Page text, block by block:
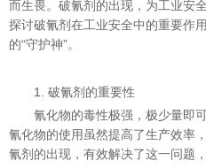
而生畏。破氰剂的出现，为工业安
探讨破氰剂在工业安全中的重要作
的“守护神”。
1. 破氰剂的重要性
氰化物的毒性极强，极少量即
氰化物的使用虽然提高了生产效率
氰剂的出现，有效解决了这一问题